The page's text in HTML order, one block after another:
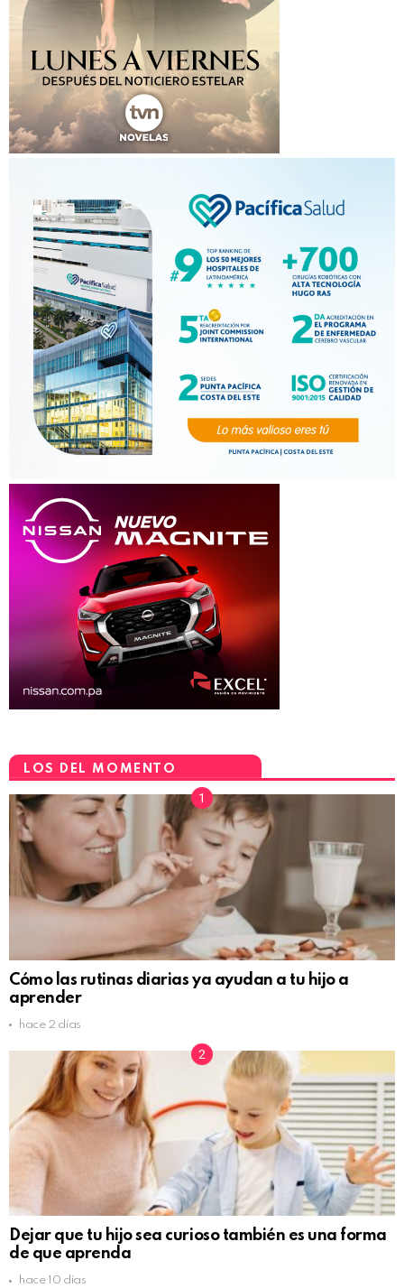
LOS DEL MOMENTO
Cómo las rutinas diarias ya ayudan a tu hijo a
aprender
hace 2 días
Dejar que tu hijo sea curioso también es una forma
de que aprenda
hace 10 días